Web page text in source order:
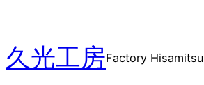
を
ス
久光工房Factory Hisamitsu